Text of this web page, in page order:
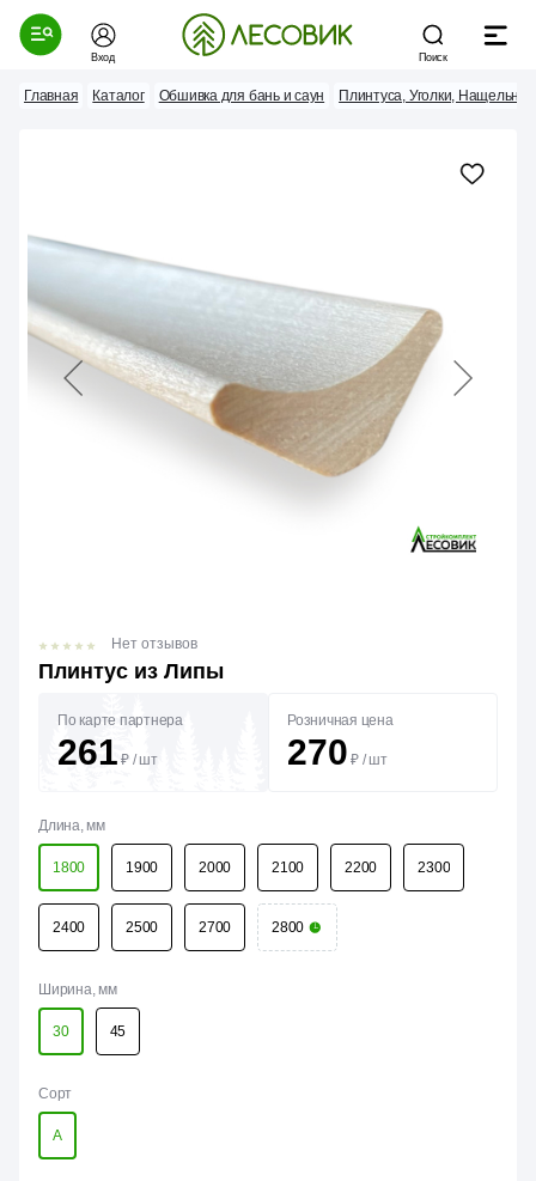
Вход Поиск
Главная Каталог Обшивка для бань и саун Плинтуса, Уголки,
Плинтус из Липы
Нет отзывов
По карте партнера
261 ₽ / шт
Розничная цена
270 ₽ / шт
Длина, мм
1800 1900 2000 2100 2200 2300
2400 2500 2700 2800
Ширина, мм
30 45
Сорт
А